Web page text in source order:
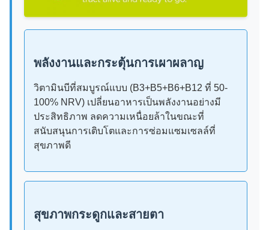
พลังงานและกระตุ้นการเผาผลาญ
วิตามินบีที่สมบูรณ์แบบ (B3+B5+B6+B12 ที่ 50-
100% NRV) เปลี่ยนอาหารเป็นพลังงานอย่างมี
ประสิทธิภาพ ลดความเหนื่อยล้าในขณะที่
สนับสนุนการเติบโตและการซ่อมแซมเซลล์ที่
สุขภาพดี
สุขภาพกระดูกและสายตา